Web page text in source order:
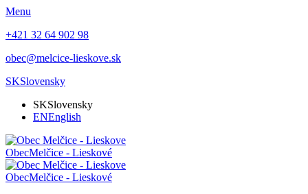
Menu
+421 32 64 902 98
obec@melcice-lieskove.sk
SKSlovensky
SKSlovensky
ENEnglish
ObecMelčice - Lieskové
ObecMelčice - Lieskové